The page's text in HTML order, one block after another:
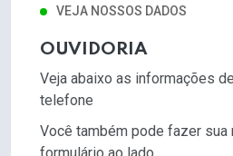
VEJA NOSSOS DADOS
OUVIDORIA
Veja abaixo as informações
telefone
Você também pode fazer sua